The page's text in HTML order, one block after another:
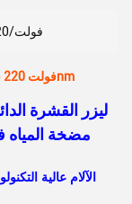
110 فولت/220 فولت
110 فولت 220 فولت إزالة الشعر الدائمة ليزر آلة القشرة 808nm
ليزر القشرة
مضخة المياه